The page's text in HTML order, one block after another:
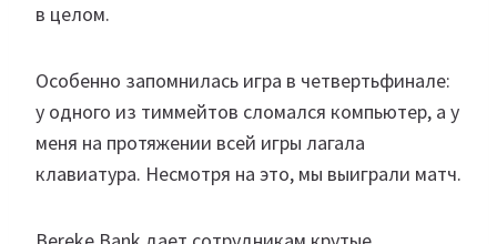
в целом.
Особенно запомнилась игра в четвертьфинале:
у одного из тиммейтов сломался компьютер, а у
меня на протяжении всей игры лагала
клавиатура. Несмотря на это, мы выиграли матч.